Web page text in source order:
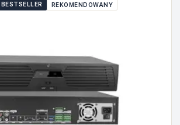
BESTSELLER REKOMENDOWANY